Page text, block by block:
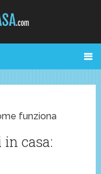
funziona
casa: